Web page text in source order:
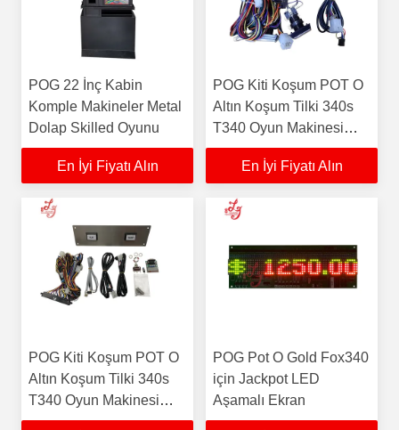
POG 22 İnç Kabin
Komple Makineler Metal
Dolap Skilled Oyunu
En İyi Fiyatı Alın
POG Kiti Koşum POT O
Altın Koşum Tilki 340s
T340 Oyun Makinesi
Seti Koşum
En İyi Fiyatı Alın
POG Kiti Koşum POT O
Altın Koşum Tilki 340s
T340 Oyun Makinesi
Seti Koşum
POG Pot O Gold Fox340
için Jackpot LED
Aşamalı Ekran